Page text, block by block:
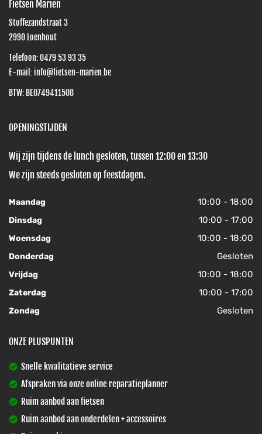
Fietsen Marien
Stoffezandstraat 3
2990 Loenhout
Telefoon:0479 53 93 35
E-mail: info@fietsen-marien.be
BTW: BE0749411508
OPENINGSTIJDEN
Wij zijn tijdens de lunch gesloten, tussen 12:00 en 13:30
We zijn steeds gesloten op feestdagen.
Maandag 10:00 - 18:00
Dinsdag 10:00 - 17:00
Woensdag 10:00 - 18:00
Donderdag Gesloten
Vrijdag 10:00 - 18:00
Zaterdag 10:00 - 17:00
Zondag Gesloten
ONZE PLUSPUNTEN
Snelle kwalitatieve service
Afspraken via onze online reparatieplanner
Ruim aanbod aan fietsen
Ruim aanbod aan onderdelen + accessoires